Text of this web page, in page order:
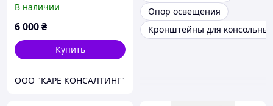
В наличии
6 000₴
Купить
ООО "КАРЕ КОНСАЛТИНГ"
Опор освещения
Кронштейны для